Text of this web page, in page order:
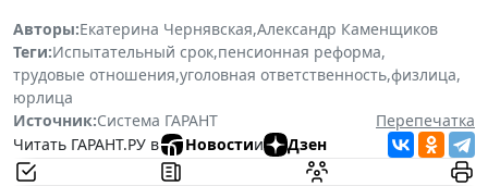
Авторы:Екатерина Чернявская,Александр Каменщиков
Теги:Испытательный срок,пенсионная реформа,
трудовые отношения,уголовная ответственность,физлица,
юрлица
Источник:Система ГАРАНТ
Перепечатка
Читать ГАРАНТ.РУ в
Новостии Дзен